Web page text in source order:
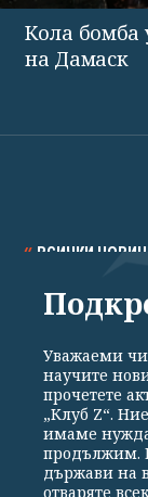
Кола бомба
на Дамаск
ВСИЧКИ
СПОРТ
Общи
Уважаеми
научите
прочетете
„Клуб Z“.
имаме нужда
продължим.
държави на
отваряте